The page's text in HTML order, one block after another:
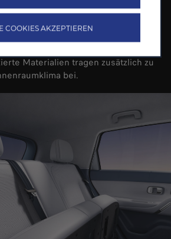
bündelt Navigation und
in einer modernen
Materialien tragen zusätzlich zu
bei.
COOKIES AKZEPTIEREN